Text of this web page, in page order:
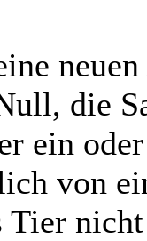
die
ein
von
Tier